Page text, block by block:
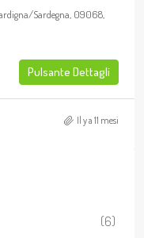
Sardegna, 09068,
Pulsante Dettagli
Il y a 11 mesi
(6)